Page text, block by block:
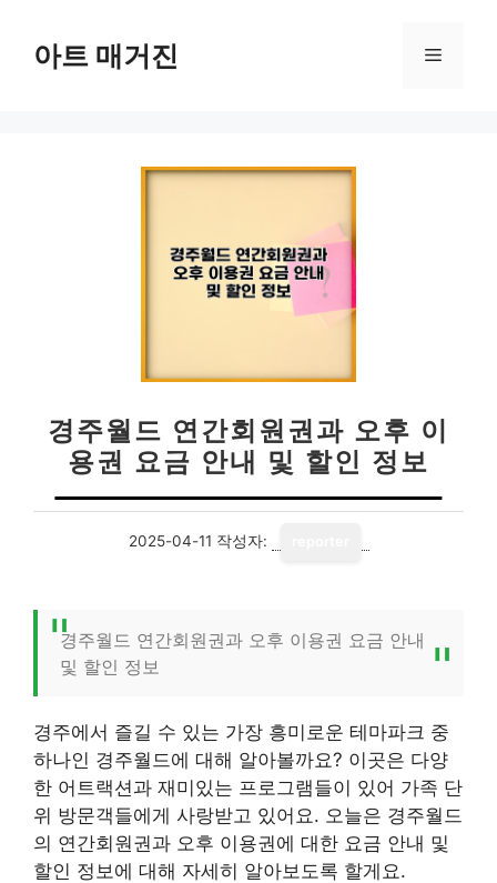
아트 매거진 메
경주월드 연간회원권과 오후 이
용권 요금 안내 및 할인 정보
2025-04-11 작성자:
경주월드 연간회원권과 오후 이용권 요금 안내
및 할인 정보
경주에서 즐길 수 있는 가장 흥미로운 테마파크 중
하나인 경주월드에 대해 알아볼까요? 이곳은 다양
한 어트랙션과 재미있는 프로그램들이 있어 가족 단
위 방문객들에게 사랑받고 있어요. 오늘은 경주월드
의 연간회원권과 오후 이용권에 대한 요금 안내 및
할인 정보에 대해 자세히 알아보도록 할게요.